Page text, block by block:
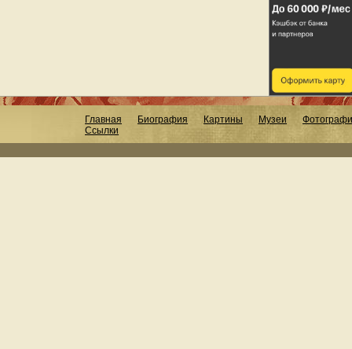
Главная Биография Картины Музеи
Ссылки